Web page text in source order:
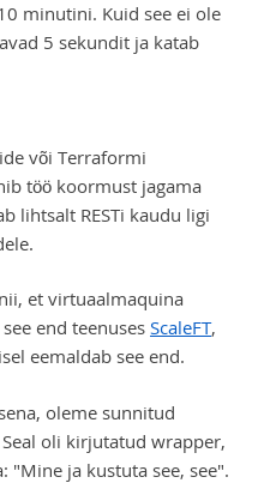
minutini. Kuid see ei ole
5 sekundit ja katab
või Terraformi
töö koormust jagama
lihtsalt RESTi kaudu ligi
et virtuaalmaquina
end teenuses ScaleFT,
eemaldab see end.
oleme sunnitud
oli kirjutatud wrapper,
"Mine ja kustuta see, see".